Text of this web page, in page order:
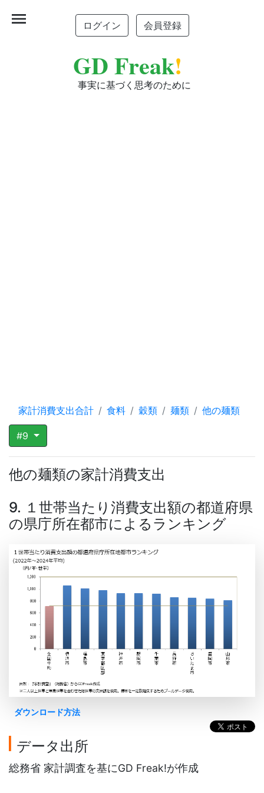
ログイン 会員登録
GD Freak!
事実に基づく思考のために
menu
家計消費支出合計 食料 穀類 麺類 他の麺類
#9
他の麺類の家計消費支出
9. １世帯当たり消費支出額の都道府県
の県庁所在都市によるランキング
ダウンロード方法
データ出所
総務省 家計調査を基にGD Freak!が作成